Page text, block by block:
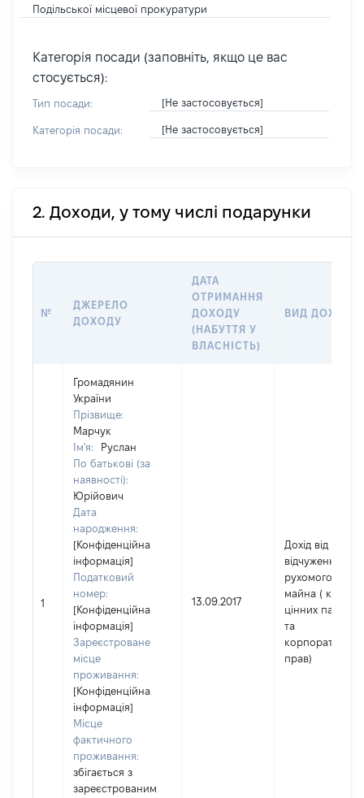
Подільської місцевої прокуратури
Категорія посади (заповніть, якщо це вас
стосується):
Тип посади: [Не застосовується]
Категорія посади: [Не застосовується]
2. Доходи, у тому числі подарунки
№
ДЖЕРЕЛО
ДОХОДУ
ДАТА
ОТРИМАННЯ
ДОХОДУ
(НАБУТТЯ У
ВЛАСНІСТЬ)
ВИД ДОХОДУ
1
Громадянин
України
Прізвище:
Марчук
Ім'я:
Руслан
По батькові (за
наявності):
Юрійович
Дата
народження:
[Конфіденційна
інформація]
Податковий
номер:
[Конфіденційна
інформація]
Зареєстроване
місце
проживання:
[Конфіденційна
інформація]
Місце
фактичного
проживання:
збігається з
зареєстрованим
13.09.2017
Дохід від
відчуження
рухомого
майна ( крім
цінних паперів
та
корпоративних
прав)